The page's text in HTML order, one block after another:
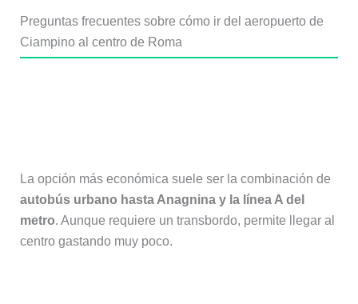
Preguntas frecuentes sobre cómo ir del aeropuerto de
Ciampino al centro de Roma
La opción más económica suele ser la combinación de
autobús urbano hasta Anagnina y la línea A del
metro. Aunque requiere un transbordo, permite llegar al
centro gastando muy poco.